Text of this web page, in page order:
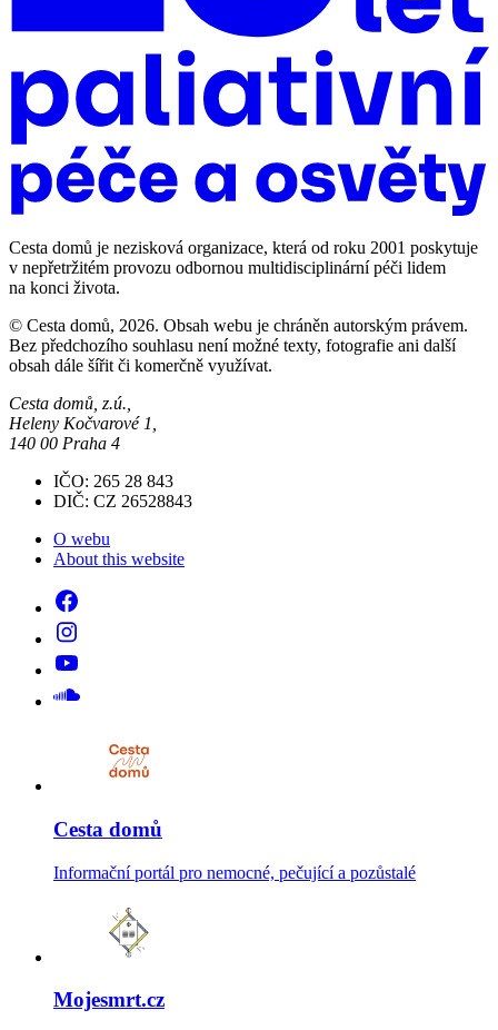
Cesta domů je nezisková organizace, která od roku 2001 poskytuje
v nepřetržitém provozu odbornou multidisciplinární péči lidem
na konci života.
© Cesta domů, 2026. Obsah webu je chráněn autorským právem.
Bez předchozího souhlasu není možné texty, fotografie ani další
obsah dále šířit či komerčně využívat.
Cesta domů, z.ú.,
Heleny Kočvarové 1,
140 00 Praha 4
IČO: 265 28 843
DIČ: CZ 26528843
O webu
About this website
Cesta domů
Informační portál pro nemocné, pečující a pozůstalé
Mojesmrt.cz